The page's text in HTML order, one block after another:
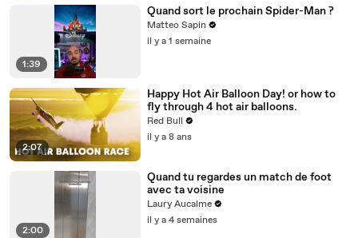
1:39
Quand sort le prochain Spider-Man ?
Matteo Sapin
il y a 1 semaine
2:07
Happy Hot Air Balloon Day! or how to
fly through 4 hot air balloons.
Red Bull
il y a 8 ans
2:00
Quand tu regardes un match de foot
avec ta voisine
Laury Aucalme
il y a 4 semaines